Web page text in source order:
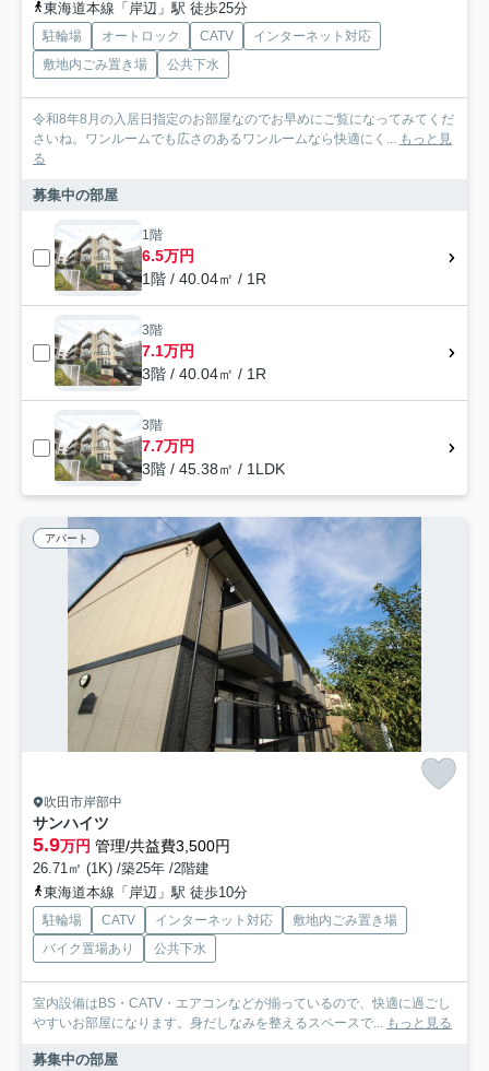
東海道本線「岸辺」駅 徒歩25分
駐輪場 オートロック CATV
インターネット対応
敷地内ごみ置き場
公共下水
令和8年8月の入居日指定のお部屋なのでお早めにご覧になってみてくだ
さいね。ワンルームでも広さのあるワンルームなら快適にく... もっと見
る
募集中の部屋
1階
6.5万円
1階 / 40.04㎡ / 1R
3階
7.1万円
3階 / 40.04㎡ / 1R
3階
7.7万円
3階 / 45.38㎡ / 1LDK
アパート
吹田市岸部中
サンハイツ
5.9万円 管理/共益費3,500円
26.71㎡ (1K) /築25年 /2階建
東海道本線「岸辺」駅 徒歩10分
駐輪場 CATV インターネット対応
敷地内ごみ置き場
バイク置場あり
公共下水
室内設備はBS・CATV・エアコンなどが揃っているので、快適に過ごし
やすいお部屋になります。身だしなみを整えるスペースで... もっと見る
募集中の部屋